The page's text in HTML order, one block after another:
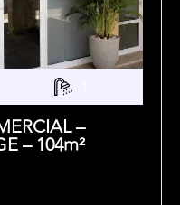
–
– 104m²